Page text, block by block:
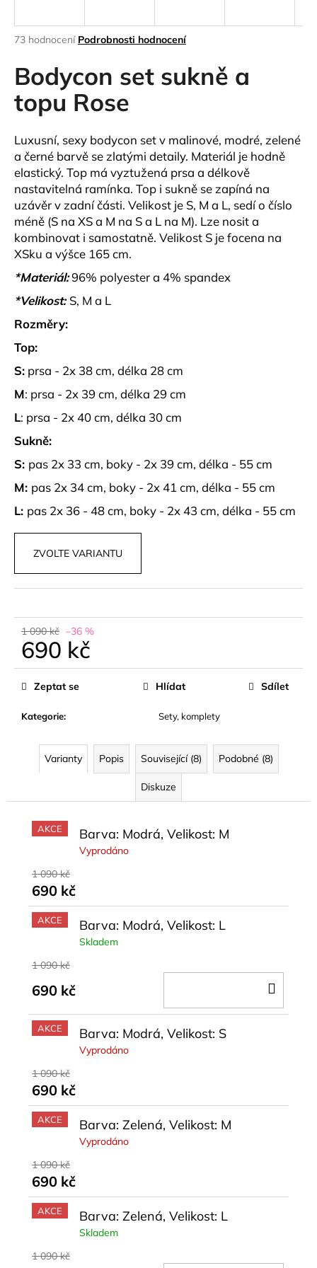
Průměrné
produktu
je
3,8
z
hvězdiček.
73 hodnocení Podrobnosti hodnocení
Bodycon set sukně a
topu Rose
Luxusní, sexy bodycon set v malinové, modré, zelené
a černé barvě se zlatými detaily. Materiál je hodně
elastický. Top má vyztužená prsa a délkově
nastavitelná ramínka. Top i sukně se zapíná na
uzávěr v zadní části. Velikost je S, M a L, sedí o číslo
méně (S na XS a M na S a L na M). Lze nosit a
kombinovat i samostatně. Velikost S je focena na
XSku a výšce 165 cm.
*Materiál:96% polyester a 4% spandex
*Velikost: S, M a L
Rozměry:
Top:
S: prsa - 2x 38 cm, délka 28 cm
M: prsa - 2x 39 cm, délka 29 cm
L: prsa - 2x 40 cm, délka 30 cm
Sukně:
S: pas 2x 33 cm, boky - 2x 39 cm, délka - 55 cm
M: pas 2x 34 cm, boky - 2x 41 cm, délka - 55 cm
L: pas 2x 36 - 48 cm, boky - 2x 43 cm, délka - 55 cm
ZVOLTE VARIANTU
1 090 kč –36 %
690 kč
Měrná
Kategorie: Sety, komplety
Zeptat se Hlídat Sdílet
Varianty Popis Související (8) Podobné (8)
Diskuze
AKCE Barva: Modrá, Velikost: M
Vyprodáno
1 090 kč
690 kč
AKCE Barva: Modrá, Velikost: L
Skladem
1 090 kč
690 kč
AKCE Barva: Modrá, Velikost: S
Vyprodáno
1 090 kč
690 kč
AKCE Barva: Zelená, Velikost: M
Vyprodáno
1 090 kč
690 kč
AKCE Barva: Zelená, Velikost: L
Skladem
1 090 kč
j
t
?
HLEDAT
D
o
p
o
u
č
j
e
m
e
BAVLNĚNÝ
S
LÍMEČKEM
AERIS
469
kč